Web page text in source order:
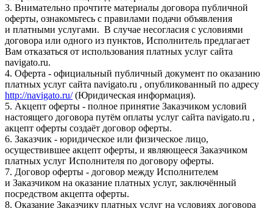
3. Внимательно прочтите материалы договора публичной
оферты, ознакомьтесь с правилами подачи объявления
и платными услугами. В случае несогласия с условиями
договора или одного из пунктов, Исполнитель предлагает
Вам отказаться от использования платных услуг сайта
navigato.ru.
4. Оферта - официальный публичный документ по оказанию
платных услуг сайта navigato.ru , опубликованный по адресу
http://navigato.ru/(Юридическая информация).
5. Акцепт оферты - полное принятие Заказчиком условий
настоящего договора путём оплаты услуг сайта navigato.ru ,
акцепт оферты создаёт договор оферты.
6. Заказчик - юридическое или физическое лицо,
осуществившее акцепт оферты, и являющееся Заказчиком
платных услуг Исполнителя по договору оферты.
7. Договор оферты - договор между Исполнителем
и Заказчиком на оказание платных услуг, заключённый
посредством акцепта оферты.
8. Оказание Заказчику платных услуг на условиях договора